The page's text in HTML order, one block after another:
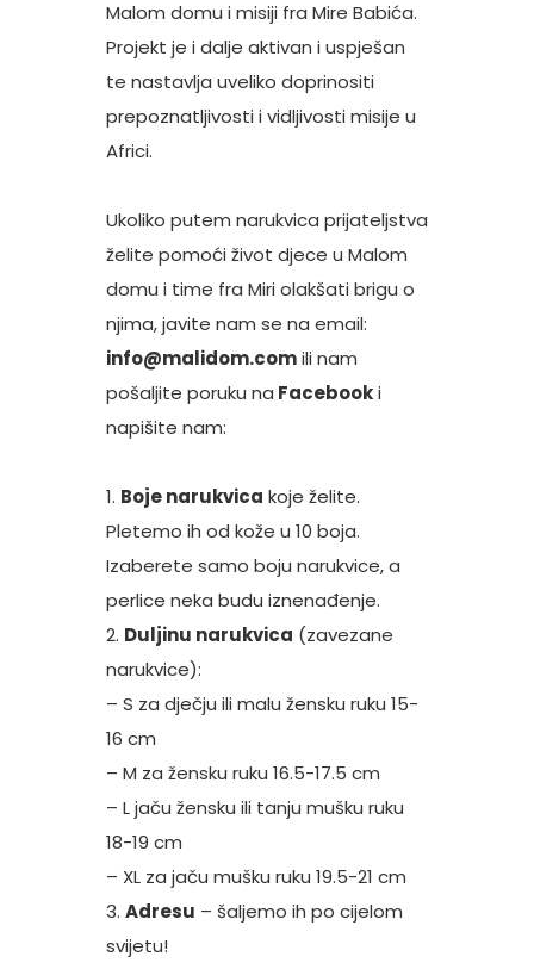
Malom domu i misiji fra Mire Babića.
Projekt je i dalje aktivan i uspješan
te nastavlja uveliko doprinositi
prepoznatljivosti i vidljivosti misije u
Africi.
Ukoliko putem narukvica prijateljstva
želite pomoći život djece u Malom
domu i time fra Miri olakšati brigu o
njima, javite nam se na email:
info@malidom.comili nam
pošaljite poruku na Facebooki
napišite nam:
1. Boje narukvica koje želite.
Pletemo ih od kože u 10 boja.
Izaberete samo boju narukvice, a
perlice neka budu iznenađenje.
2. Duljinu narukvica (zavezane
narukvice):
– S za dječju ili malu žensku ruku 15-
16 cm
– M za žensku ruku 16.5-17.5 cm
– L jaču žensku ili tanju mušku ruku
18-19 cm
– XL za jaču mušku ruku 19.5-21 cm
3. Adresu – šaljemo ih po cijelom
svijetu!